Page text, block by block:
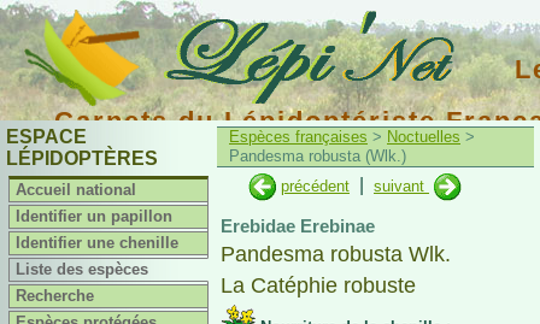
Carnets du Lépidoptériste
ESPACE
LÉPIDOPTÈRES
Accueil national
Identifier un papillon
Identifier une chenille
Liste des espèces
Recherche
Espèces françaises > Noctuelles >
Pandesma robusta (Wlk.)
précédent
suivant
Erebidae Erebinae
Pandesma robusta Wlk.
La Catéphie robuste